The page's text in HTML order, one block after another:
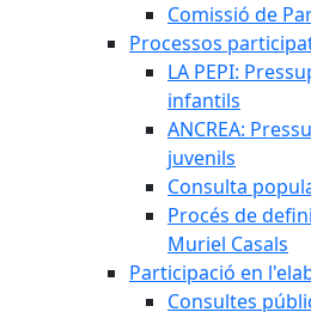
Comissió de
Processos
LA PEPI:
infantils
ANCREA:
juvenils
Consulta
Procés de
Muriel Casals
Participació en
Consultes